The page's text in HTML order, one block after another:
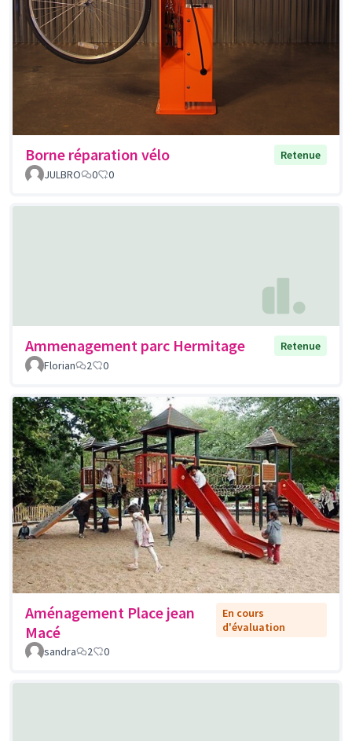
Borne réparation vélo
Retenue
JULBRO
0 0
Ammenagement parc Hermitage
Retenue
Florian
2 0
Aménagement Place jean
Macé
En cours
d'évaluation
sandra
2 0